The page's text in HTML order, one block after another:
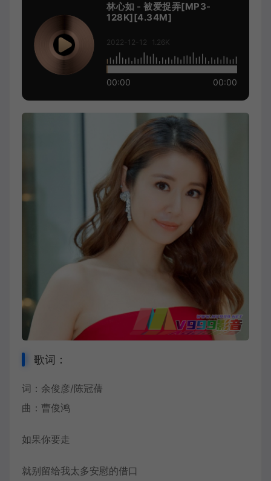
林心如 - 被爱捉弄[MP3-
128K][4.34M]
2022-12-12 1.26K
00:00 00:00
歌词：
词：余俊彦/陈冠蒨
曲：曹俊鸿
如果你要走
就别留给我太多安慰的借口